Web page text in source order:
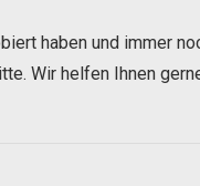
haben und immer
Wir helfen Ihnen